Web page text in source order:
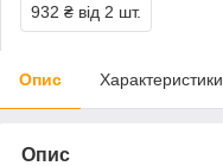
932 ₴ від 2 шт.
Опис Характеристики
Опис